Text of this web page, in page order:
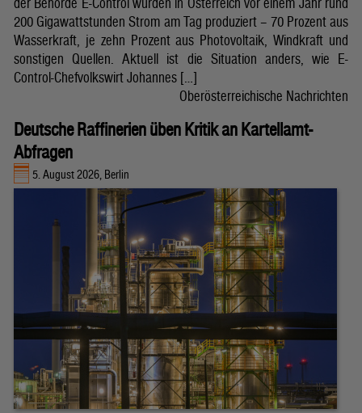
200 Gigawattstunden Strom am Tag produziert – 70 Prozent aus
Wasserkraft, je zehn Prozent aus Photovoltaik, Windkraft und
sonstigen Quellen. Aktuell ist die Situation anders, wie E-
Control-Chefvolkswirt Johannes […]
Oberösterreichische Nachrichten
Deutsche Raffinerien üben Kritik an Kartellamt-
Abfragen
5. August 2026, Berlin